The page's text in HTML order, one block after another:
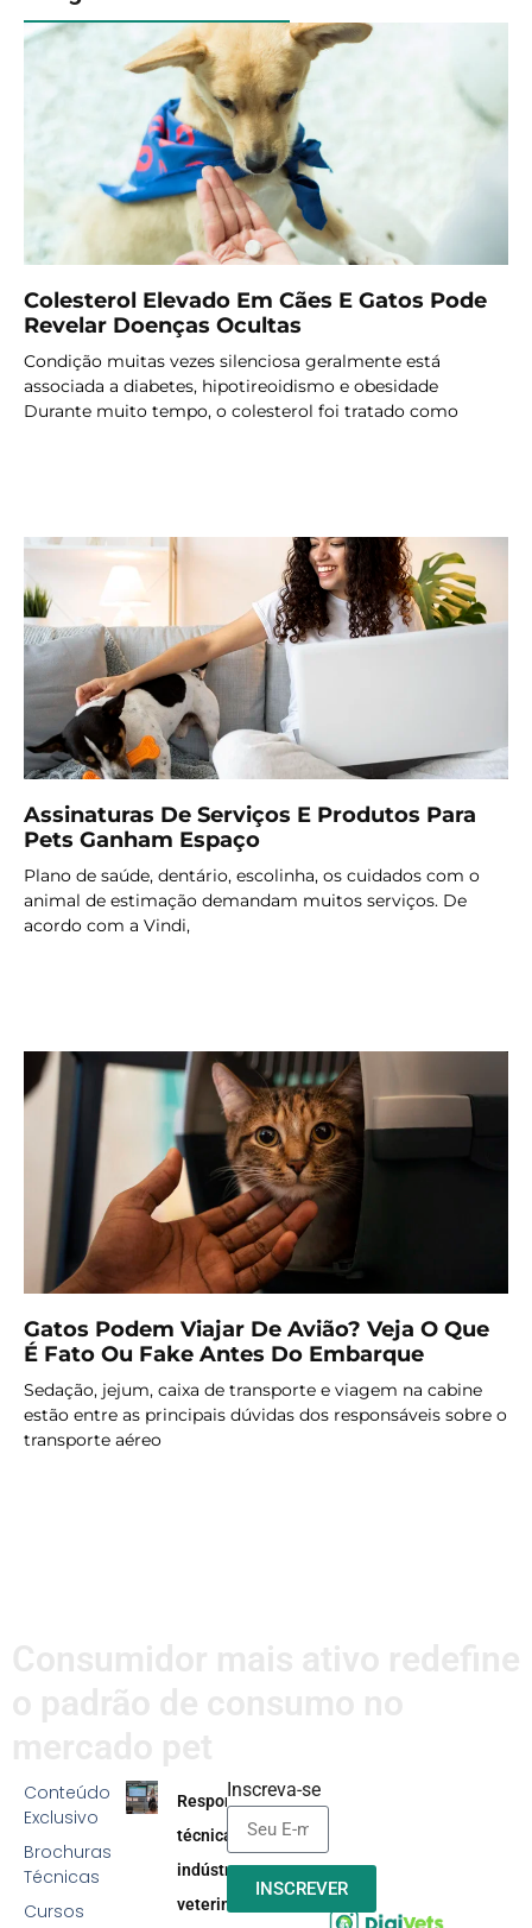
Colesterol Elevado Em Cães E Gatos Pode
Revelar Doenças Ocultas
Condição muitas vezes silenciosa geralmente está
associada a diabetes, hipotireoidismo e obesidade
Durante muito tempo, o colesterol foi tratado como
Assinaturas De Serviços E Produtos Para
Pets Ganham Espaço
Plano de saúde, dentário, escolinha, os cuidados com o
animal de estimação demandam muitos serviços. De
acordo com a Vindi,
Gatos Podem Viajar De Avião? Veja O Que
É Fato Ou Fake Antes Do Embarque
Sedação, jejum, caixa de transporte e viagem na cabine
estão entre as principais dúvidas dos responsáveis sobre o
transporte aéreo
Conteúdo
Exclusivo
Brochuras
Técnicas
Cursos
Responsabilidade
técnica na
indústria
veterinária:
Inscreva-se
INSCREVER